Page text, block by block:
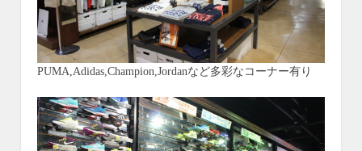
PUMA,Adidas,Champion,Jordanなど多彩なコーナー有り